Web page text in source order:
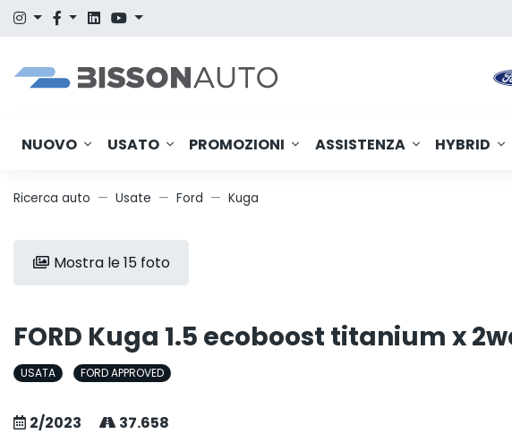
NUOVO USATO PROMOZIONI ASSISTENZA HYBRID
Ricerca auto Usate Ford Kuga
Mostra le 15 foto
FORD Kuga 1.5 ecoboost titanium x
USATA FORD APPROVED
2/2023 37.658